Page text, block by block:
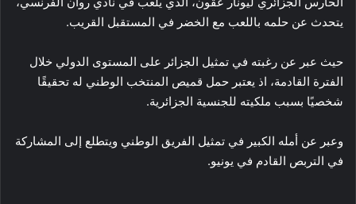
يتحدث عن حلمه باللعب مع الخضر في المستقبل القريب.
حيث عبر عن رغبته في تمثيل الجزائر على المستوى الدولي خلال
الفترة القادمة، اذ يعتبر حمل قميص المنتخب الوطني له تحقيقًا
شخصيًا بسبب ملكيته للجنسية الجزائرية.
وعبر عن أمله الكبير في تمثيل الفريق الوطني ويتطلع إلى المشاركة
في التربص القادم في يونيو.